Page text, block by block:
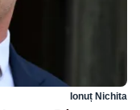
Ionuț Nichita